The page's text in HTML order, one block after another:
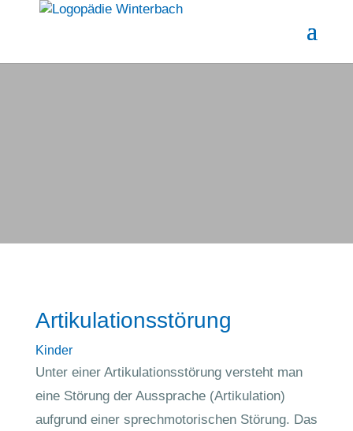
Artikulationsstörung
Kinder
Unter einer Artikulationsstörung versteht man
eine Störung der Aussprache (Artikulation)
aufgrund einer sprechmotorischen Störung. Das